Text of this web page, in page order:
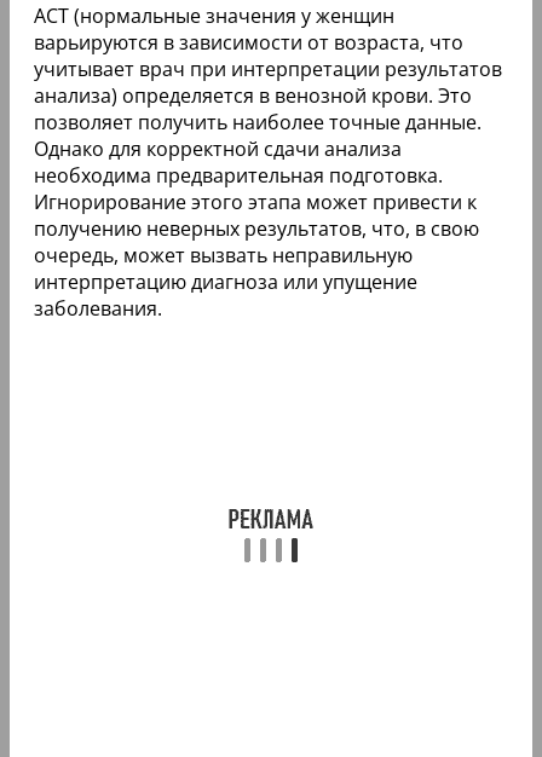
АСТ (нормальные значения у женщин
варьируются в зависимости от возраста, что
учитывает врач при интерпретации результатов
анализа) определяется в венозной крови. Это
позволяет получить наиболее точные данные.
Однако для корректной сдачи анализа
необходима предварительная подготовка.
Игнорирование этого этапа может привести к
получению неверных результатов, что, в свою
очередь, может вызвать неправильную
интерпретацию диагноза или упущение
заболевания.